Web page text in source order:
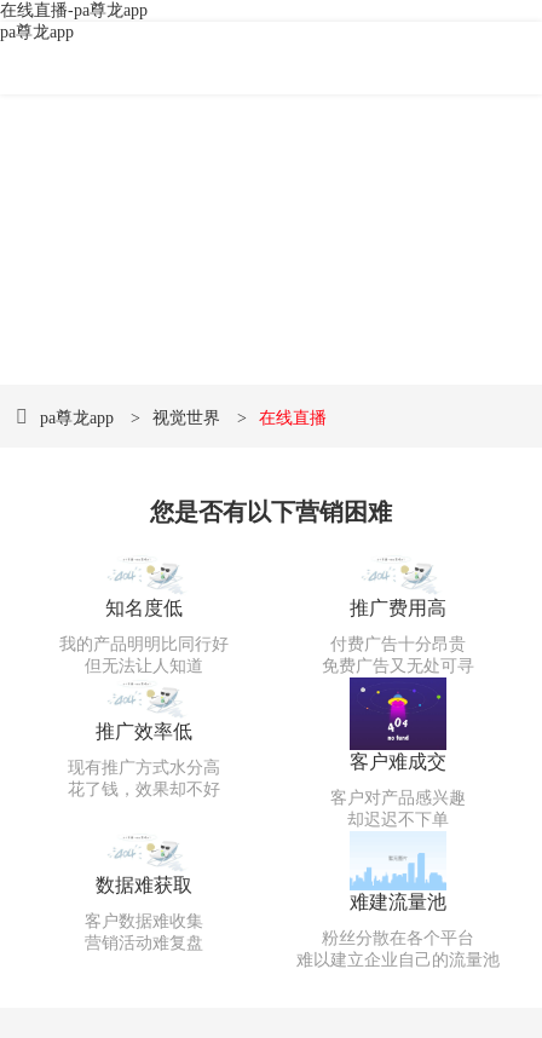
在线直播-pa尊龙app
pa尊龙app
pa尊龙app > 视觉世界 > 在线直播
您是否有以下营销困难
知名度低
我的产品明明比同行好
但无法让人知道
推广费用高
付费广告十分昂贵
免费广告又无处可寻
推广效率低
现有推广方式水分高
花了钱，效果却不好
客户难成交
客户对产品感兴趣
却迟迟不下单
数据难获取
客户数据难收集
营销活动难复盘
难建流量池
粉丝分散在各个平台
难以建立企业自己的流量池